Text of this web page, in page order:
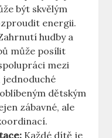
být skvělým
energii.
hudby a
může posílit
mezi
dětským
zábavné, ale
Každé dítě je